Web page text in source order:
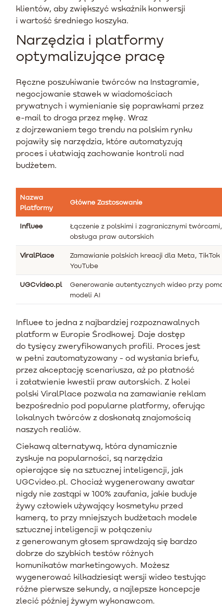
klientów, aby zwiększyć wskaźnik konwersji
i wartość średniego koszyka.
Narzędzia i platformy
optymalizujące pracę
Ręczne poszukiwanie twórców na Instagramie,
negocjowanie stawek w wiadomościach
prywatnych i wymienianie się poprawkami przez
e-mail to droga przez mękę. Wraz
z dojrzewaniem tego trendu na polskim rynku
pojawiły się narzędzia, które automatyzują
proces i ułatwiają zachowanie kontroli nad
budżetem.
Nazwa
Platformy
Główne Zastosowanie
Influee
Łączenie z polskimi i zagranicznymi twórcami,
obsługa praw autorskich
ViralPlace
Zamawianie polskich kreacji dla Meta, TikTok
YouTube
UGCvideo.pl
Generowanie autentycznych wideo przy
modeli AI
Influee to jedna z najbardziej rozpoznawalnych
platform w Europie Środkowej. Daje dostęp
do tysięcy zweryfikowanych profili. Proces jest
w pełni zautomatyzowany - od wysłania briefu,
przez akceptację scenariusza, aż po płatność
i załatwienie kwestii praw autorskich. Z kolei
polski ViralPlace pozwala na zamawianie reklam
bezpośrednio pod popularne platformy, oferując
lokalnych twórców z doskonałą znajomością
naszych realiów.
Ciekawą alternatywą, która dynamicznie
zyskuje na popularności, są narzędzia
opierające się na sztucznej inteligencji, jak
UGCvideo.pl. Chociaż wygenerowany awatar
nigdy nie zastąpi w 100% zaufania, jakie buduje
żywy człowiek używający kosmetyku przed
kamerą, to przy mniejszych budżetach modele
sztucznej inteligencji w połączeniu
z generowanym głosem sprawdzają się bardzo
dobrze do szybkich testów różnych
komunikatów marketingowych. Możesz
wygenerować kilkadziesiąt wersji wideo testując
różne pierwsze sekundy, a najlepsze koncepcje
zlecić później żywym wykonawcom.